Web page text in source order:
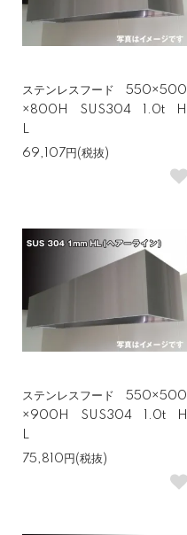
ステンレスフード 550×500
×800H SUS304 1.0t H
L
69,107円(税抜)
ステンレスフード 550×500
×900H SUS304 1.0t H
L
75,810円(税抜)